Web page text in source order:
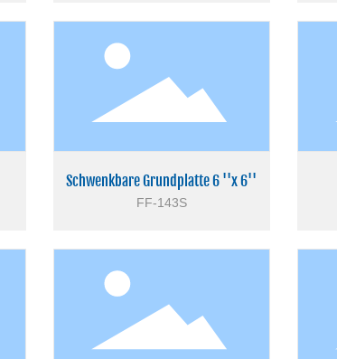
Schwenkbare Grundplatte 6 ''x 6''
FF-143S